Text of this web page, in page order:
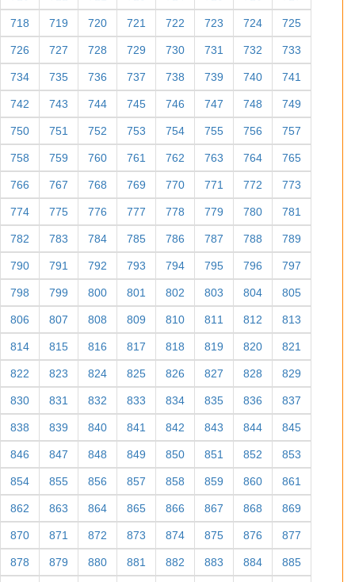
718 719 720 721 722 723 724 725
726 727 728 729 730 731 732 733
734 735 736 737 738 739 740 741
742 743 744 745 746 747 748 749
750 751 752 753 754 755 756 757
758 759 760 761 762 763 764 765
766 767 768 769 770 771 772 773
774 775 776 777 778 779 780 781
782 783 784 785 786 787 788 789
790 791 792 793 794 795 796 797
798 799 800 801 802 803 804 805
806 807 808 809 810 811 812 813
814 815 816 817 818 819 820 821
822 823 824 825 826 827 828 829
830 831 832 833 834 835 836 837
838 839 840 841 842 843 844 845
846 847 848 849 850 851 852 853
854 855 856 857 858 859 860 861
862 863 864 865 866 867 868 869
870 871 872 873 874 875 876 877
878 879 880 881 882 883 884 885